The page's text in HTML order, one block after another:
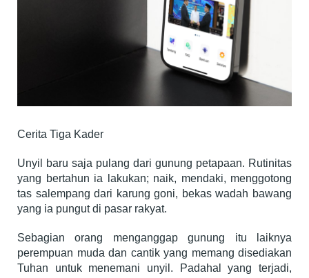
Cerita Tiga Kader
Unyil baru saja pulang dari gunung petapaan. Rutinitas
yang bertahun ia lakukan; naik, mendaki, menggotong
tas salempang dari karung goni, bekas wadah bawang
yang ia pungut di pasar rakyat.
Sebagian orang menganggap gunung itu laiknya
perempuan muda dan cantik yang memang disediakan
Tuhan untuk menemani unyil. Padahal yang terjadi,